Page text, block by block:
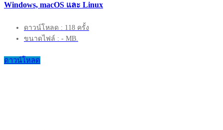
Windows, macOS และ Linux
ดาวน์โหลด : 118 ครั้ง
ขนาดไฟล์ : - MB.
ดาวน์โหลด